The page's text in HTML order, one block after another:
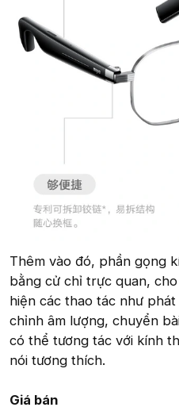
Thêm vào đó, phần gọng
bằng cử chỉ trực quan,
hiện các thao tác như
chỉnh âm lượng, chuyển
có thể tương tác với kính
nói tương thích.
Giá bán